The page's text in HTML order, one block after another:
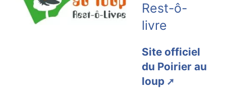
Rest-ô-
livre
Site officiel
du Poirier au
loup